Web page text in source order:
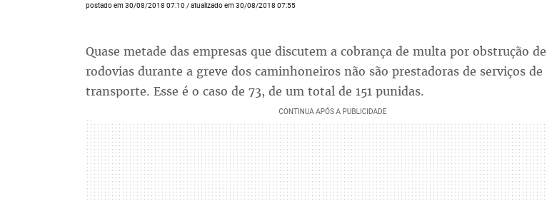
postado em 30/08/2018 07:10 / atualizado em 30/08/2018 07:55
Quase metade das empresas que discutem a cobrança de multa por obstrução de
rodovias durante a greve dos caminhoneiros não são prestadoras de serviços de
transporte. Esse é o caso de 73, de um total de 151 punidas.